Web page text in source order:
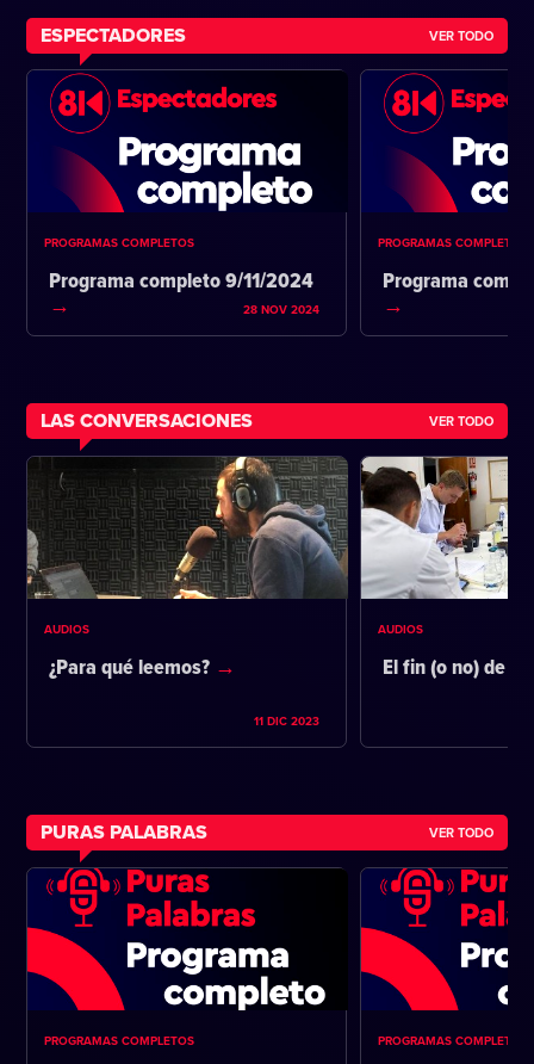
ESPECTADORES VER TODO
PROGRAMAS COMPLETOS
Programa completo 9/11/2024
28 NOV 2024
PROGRAMAS COMPLETOS
Programa
LAS CONVERSACIONES VER TODO
AUDIOS
¿Para qué leemos?
11 DIC 2023
AUDIOS
El fin (o no) de
PURAS PALABRAS VER TODO
PROGRAMAS COMPLETOS PROGRAMAS COMPLETOS